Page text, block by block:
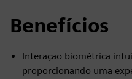
Benefícios
Interação biométrica
proporcionando uma